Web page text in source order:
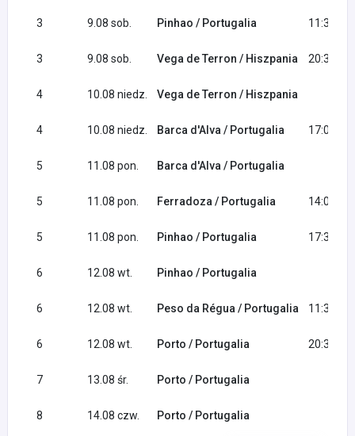
3 9.08 sob. Pinhao / Portugalia 11:30
3 9.08 sob. Vega de Terron / Hiszpania 20:30
4 10.08 niedz. Vega de Terron / Hiszpania
4 10.08 niedz. Barca d'Alva / Portugalia 17:00
5 11.08 pon. Barca d'Alva / Portugalia
5 11.08 pon. Ferradoza / Portugalia 14:00
5 11.08 pon. Pinhao / Portugalia 17:30
6 12.08 wt. Pinhao / Portugalia
6 12.08 wt. Peso da Régua / Portugalia 11:30
6 12.08 wt. Porto / Portugalia 20:30
7 13.08 śr. Porto / Portugalia
8 14.08 czw. Porto / Portugalia